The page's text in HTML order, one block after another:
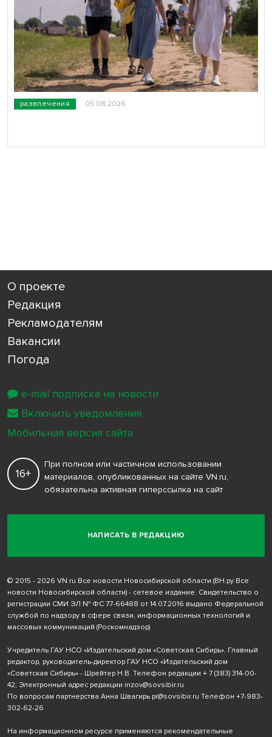
развлечения 05.08.2026
О проекте
Редакция
Рекламодателям
Вакансии
Погода
НАПИСАТЬ В РЕДАКЦИЮ
16+
При полном или частичном использовании
материалов, опубликованных на сайте VN.ru,
обязательна активная гиперссылка на сайт
© 2015 - 2026 VN.ru Все новости Новосибирской области (ВН.ру Все
новости Новосибирской области) - сетевое издание. Свидетельство о
регистрации СМИ ЭЛ № ФС 77-66488 от 14.07.2016 выдано Федеральной
службой по надзору в сфере связи, информационных технологий и
массовых коммуникаций (Роскомнадзор)
Учредитель ГАУ НСО «Издательский дом «Советская Сибирь». Главный
редактор, руководитель-директор ГАУ НСО «Издательский дом
«Советская Сибирь» - Шрейтер Н.В. Телефон редакции + 7 (383) 314-00-
42; Электронный адрес редакции inzov@sovsibir.ru
По вопросам партнерства Анна Швагирь pr@sovsibir.ru Телефон +7-983-
302-62-26
На информационном ресурсе применяются рекомендательные
e-mail подписка на новости
Включить уведомления
Мобильная версия сайта